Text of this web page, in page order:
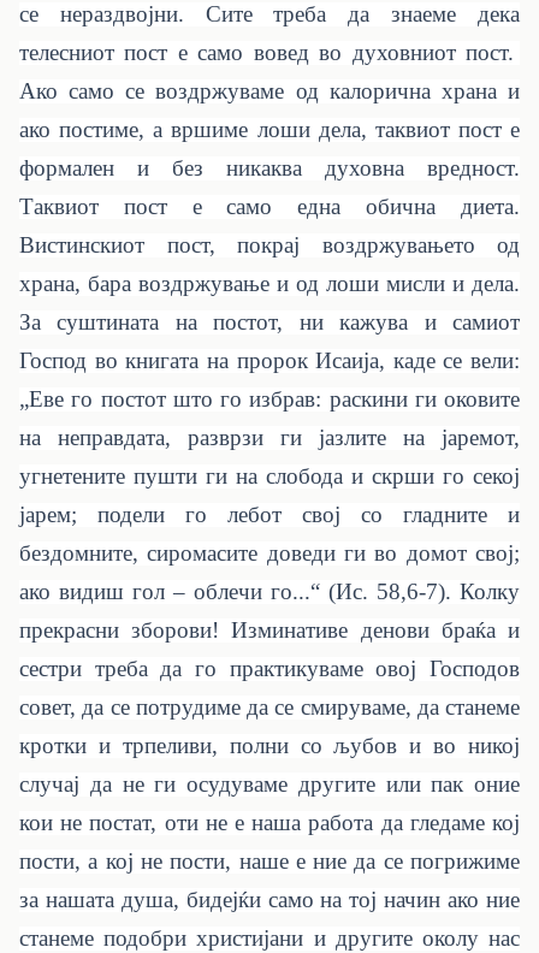
се нераздвојни. Сите треба да знаеме дека
телесниот пост е само вовед во духовниот пост.
Ако само се воздржуваме од калорична храна и
ако постиме, а вршиме лоши дела, таквиот пост е
формален и без никаква духовна вредност.
Таквиот пост е само една обична диета.
Вистинскиот пост, покрај воздржувањето од
храна, бара воздржување и од лоши мисли и дела.
За суштината на постот, ни кажува и самиот
Господ во книгата на пророк Исаија, каде се вели:
„Еве го постот што го избрав: раскини ги оковите
на неправдата, разврзи ги јазлите на јаремот,
угнетените пушти ги на слобода и скрши го секој
јарем; подели го лебот свој со гладните и
бездомните, сиромасите доведи ги во домот свој;
ако видиш гол – облечи го...“ (Ис. 58,6-7). Колку
прекрасни зборови! Изминативе денови браќа и
сестри треба да го практикуваме овој Господов
совет, да се потрудиме да се смируваме, да станеме
кротки и трпеливи, полни со љубов и во никој
случај да не ги осудуваме другите или пак оние
кои не постат, оти не е наша работа да гледаме кој
пости, а кој не пости, наше е ние да се погрижиме
за нашата душа, бидејќи само на тој начин ако ние
станеме подобри христијани и другите околу нас